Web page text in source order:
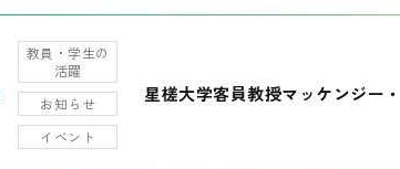
教員・学生の
活躍
お知らせ
イベント
星槎大学客員教授マッケンジー